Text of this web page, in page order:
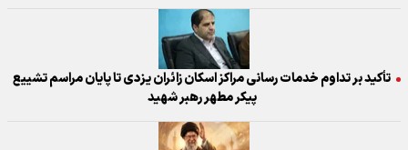
تأکید بر تداوم خدمات رسانی مراکز اسکان زائران یزدی تا پایان مراسم تشییع
پیکر مطهر رهبر شهید